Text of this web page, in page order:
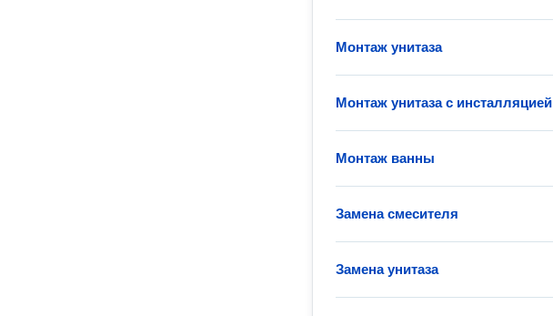
Монтаж унитаза
Монтаж унитаза с инсталляцией
Монтаж ванны
Замена смесителя
Замена унитаза